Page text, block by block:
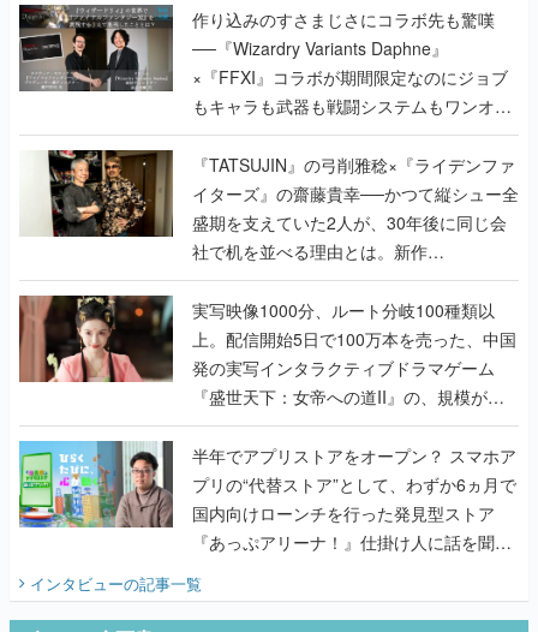
作り込みのすさまじさにコラボ先も驚嘆
──『Wizardry Variants Daphne』
×『FFXI』コラボが期間限定なのにジョブ
もキャラも武器も戦闘システムもワンオフ
で作り込まれた理由を両ディレクターに聞
く
『TATSUJIN』の弓削雅稔×『ライデンファ
イターズ』の齋藤貴幸──かつて縦シュー全
盛期を支えていた2人が、30年後に同じ会
社で机を並べる理由とは。新作
『TATSUJIN EXTREME』で初タッグを組
んだレジェンド2人に訊く開発秘話
実写映像1000分、ルート分岐100種類以
上。配信開始5日で100万本を売った、中国
発の実写インタラクティブドラマゲーム
『盛世天下：女帝への道II』の、規模が違
うこだわりをプロデューサーに聞いた
半年でアプリストアをオープン？ スマホア
プリの“代替ストア”として、わずか6ヵ月で
国内向けローンチを行った発見型ストア
『あっぷアリーナ！』仕掛け人に話を聞い
インタビューの記事一覧